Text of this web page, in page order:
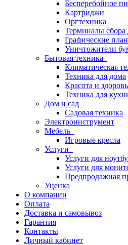
Бесперебойное
Картриджи
Оргтехника
Терминалы
Графические
Уничтожители
Бытовая техника
Климатическая
Техника для дома
Красота и
Техника для
Дом и сад
Садовая техника
Электроинструмент
Мебель
Игровые кресла
Услуги
Услуги для
Услуги для
Предпродажная
Уценка
О компании
Оплата
Доставка и самовывоз
Гарантия
Контакты
Личный кабинет